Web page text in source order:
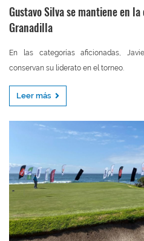
Gustavo Silva se mantiene en
Granadilla
En las categorías aficionadas,
conservan su liderato en el torneo.
Leer más